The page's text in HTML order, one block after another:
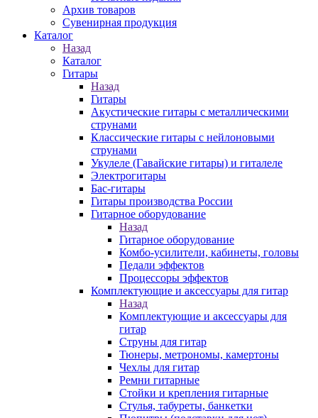
Архив товаров
Сувенирная продукция
Каталог
Назад
Каталог
Гитары
Назад
Гитары
Акустические гитары с металлическими
струнами
Классические гитары с нейлоновыми
струнами
Укулеле (Гавайские гитары) и гиталеле
Электрогитары
Бас-гитары
Гитары производства России
Гитарное оборудование
Назад
Гитарное оборудование
Комбо-усилители, кабинеты, головы
Педали эффектов
Процессоры эффектов
Комплектующие и аксессуары для гитар
Назад
Комплектующие и аксессуары для
гитар
Струны для гитар
Тюнеры, метрономы, камертоны
Чехлы для гитар
Ремни гитарные
Стойки и крепления гитарные
Стулья, табуреты, банкетки